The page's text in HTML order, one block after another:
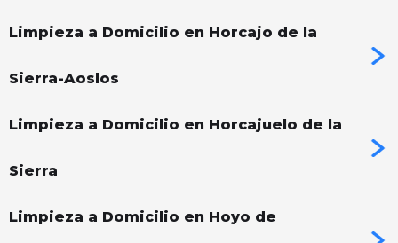
Limpieza a Domicilio en Horcajo de la
Sierra-Aoslos
Limpieza a Domicilio en Horcajuelo de la
Sierra
Limpieza a Domicilio en Hoyo de